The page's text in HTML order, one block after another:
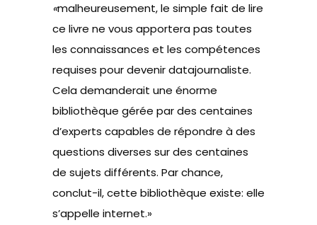
«malheureusement, le simple fait de lire
ce livre ne vous apportera pas toutes
les connaissances et les compétences
requises pour devenir datajournaliste.
Cela demanderait une énorme
bibliothèque gérée par des centaines
d’experts capables de répondre à des
questions diverses sur des centaines
de sujets différents. Par chance,
conclut-il, cette bibliothèque existe: elle
s’appelle internet.»